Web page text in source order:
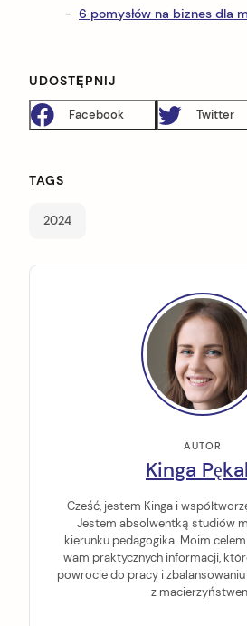
6 pomysłów na biznes dla
UDOSTĘPNIJ
Facebook Twitter
TAGS
2024
AUTOR
Kinga
Cześć, jestem Kinga i
Jestem absolwentką studiów
kierunku pedagogika. Moim
wam praktycznych informacji,
powrocie do pracy i
z